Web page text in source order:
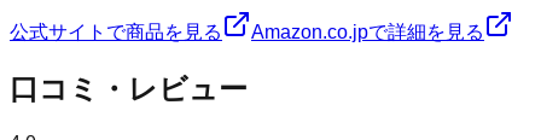
公式サイトで商品を見る Amazon.co.jpで詳細を見る
口コミ・レビュー